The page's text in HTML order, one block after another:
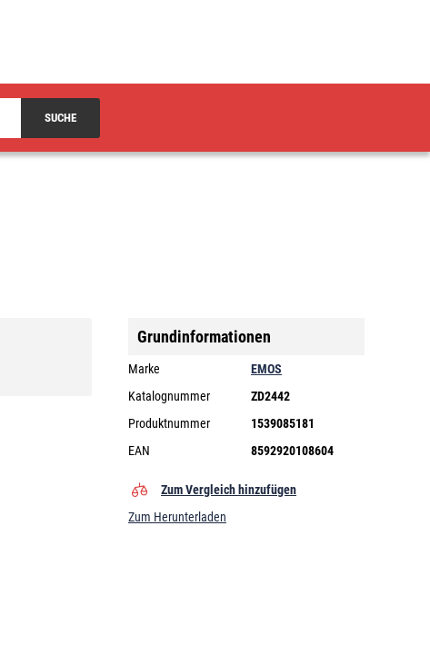
SUCHE
Grundinformationen
Marke
EMOS
Katalognummer
ZD2442
Produktnummer
1539085181
EAN
8592920108604
Zum Vergleich hinzufügen
Zum Herunterladen